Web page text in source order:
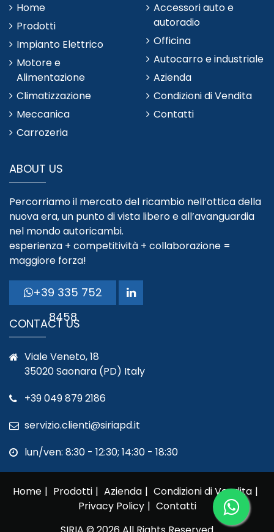
Home
Prodotti
Impianto Elettrico
Motore e
Alimentazione
Climatizzazione
Meccanica
Carrozeria
Accessori auto e
autoradio
Officina
Autocarro e industriale
Azienda
Condizioni di Vendita
Contatti
ABOUT US
Percorriamo il mercato del ricambio nell’ottica della
nuova era, un punto di vista libero e all’avanguardia
nel mondo autoricambi.
esperienza + competitività + collaborazione =
maggiore forza!
+39 335 752
8458
CONTACT US
Viale Veneto, 18
35020 Saonara (PD) Italy
+39 049 879 2186
servizio.clienti@siriapd.it
lun/ven: 8:30 - 12:30; 14:30 - 18:30
Home Prodotti Azienda
Condizioni di Vendita
Privacy Policy
Contatti